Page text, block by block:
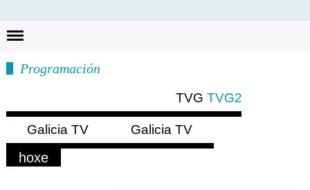
Programación
TVG TVG2
Galicia TV
Europa
Galicia TV
hoxe